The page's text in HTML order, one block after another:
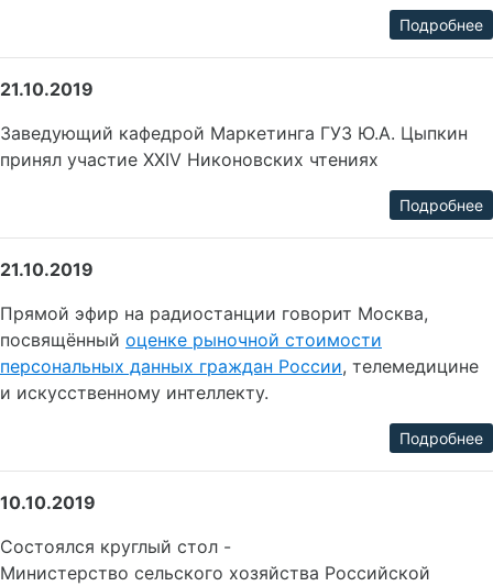
Подробнее
21.10.2019
Заведующий кафедрой Маркетинга ГУЗ Ю.А. Цыпкин
принял участие XXIV Никоновских чтениях
Подробнее
21.10.2019
Прямой эфир на радиостанции говорит Москва,
посвящённый оценке рыночной стоимости
персональных данных граждан России, телемедицине
и искусственному интеллекту.
Подробнее
10.10.2019
Состоялся круглый стол -
Министерство сельского хозяйства Российской